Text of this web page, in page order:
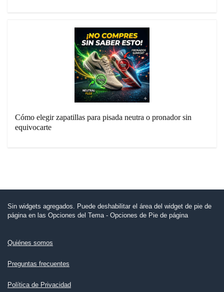
Cómo elegir zapatillas para pisada neutra o pronador sin
equivocarte
Sin widgets agregados. Puede deshabilitar el área del widget de pie de
página en las Opciones del Tema - Opciones de Pie de página
Quiénes somos
Preguntas frecuentes
Política de Privacidad